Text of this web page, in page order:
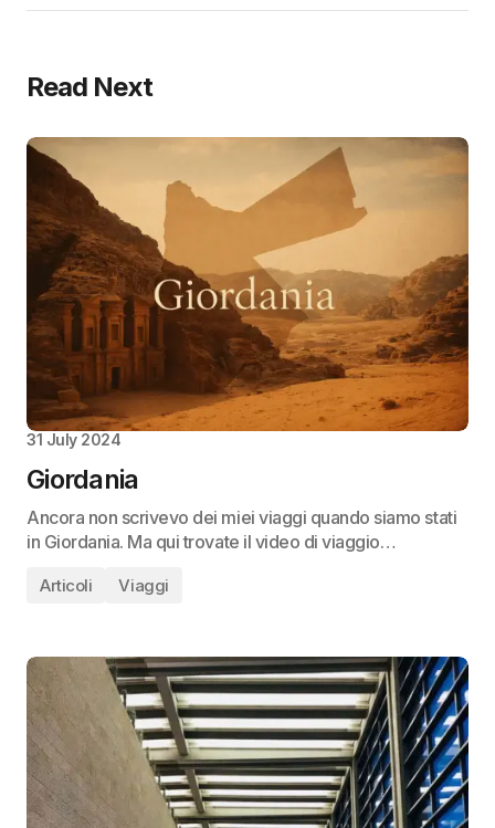
Read Next
31 July 2024
Giordania
Ancora non scrivevo dei miei viaggi quando siamo stati
in Giordania. Ma qui trovate il video di viaggio…
Articoli Viaggi